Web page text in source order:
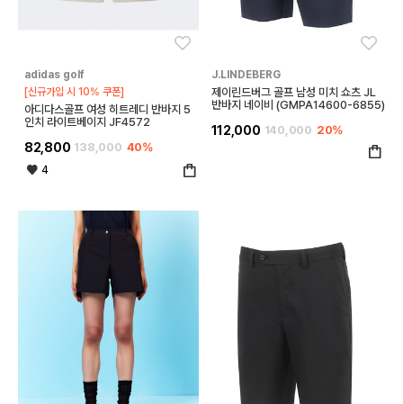
adidas golf
[신규가입 시 10% 쿠폰]
아디다스골프 여성 히트레디 반바지 5
인치 라이트베이지 JF4572
82,800 138,000 40%
4
J.LINDEBERG
제이린드버그 골프 남성 미치 쇼츠 JL
반바지 네이비 (GMPA14600-6855)
112,000 140,000 20%